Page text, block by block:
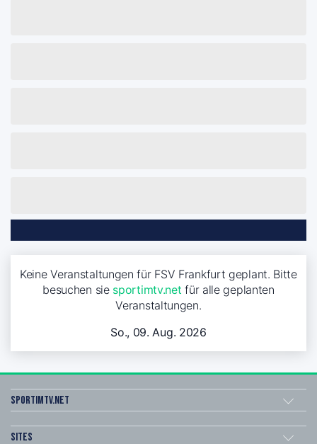
Keine Veranstaltungen für FSV Frankfurt geplant. Bitte
besuchen sie sportimtv.net für alle geplanten
Veranstaltungen.
So., 09. Aug. 2026
sportimtv.net
Sites